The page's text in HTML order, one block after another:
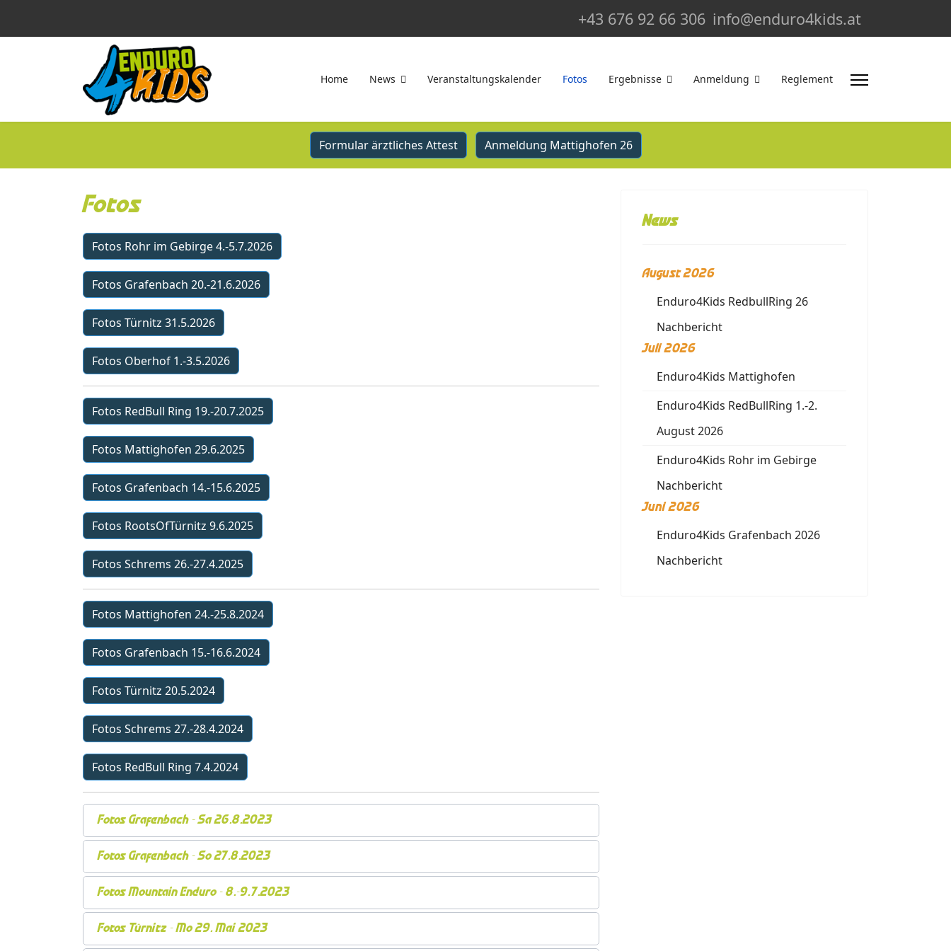
+43 676 92 66 306 info@enduro4kids.at
Home News Veranstaltungskalender Fotos Ergebnisse Anmeldung Reglement
Formular ärztliches Attest Anmeldung Mattighofen 26
Fotos
Fotos Rohr im Gebirge 4.-5.7.2026
Fotos Grafenbach 20.-21.6.2026
Fotos Türnitz 31.5.2026
Fotos Oberhof 1.-3.5.2026
Fotos RedBull Ring 19.-20.7.2025
Fotos Mattighofen 29.6.2025
Fotos Grafenbach 14.-15.6.2025
Fotos RootsOfTürnitz 9.6.2025
Fotos Schrems 26.-27.4.2025
Fotos Mattighofen 24.-25.8.2024
Fotos Grafenbach 15.-16.6.2024
Fotos Türnitz 20.5.2024
Fotos Schrems 27.-28.4.2024
Fotos RedBull Ring 7.4.2024
Fotos Grafenbach - Sa 26.8.2023
Fotos Grafenbach - So 27.8.2023
Fotos Mountain Enduro - 8.-9.7.2023
Fotos Türnitz - Mo 29. Mai 2023
News
August 2026
Enduro4Kids RedbullRing 26
Nachbericht
Juli 2026
Enduro4Kids Mattighofen
Enduro4Kids RedBullRing 1.-2.
August 2026
Enduro4Kids Rohr im Gebirge
Nachbericht
Juni 2026
Enduro4Kids Grafenbach 2026
Nachbericht